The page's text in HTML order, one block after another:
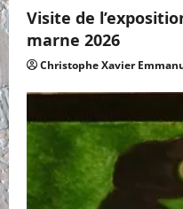
Visite de
marne 2026
Christophe Xavier